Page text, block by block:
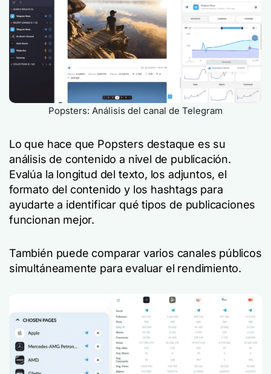
Popsters: Análisis del canal de Telegram
Lo que hace que Popsters destaque es su
análisis de contenido a nivel de publicación.
Evalúa la longitud del texto, los adjuntos, el
formato del contenido y los hashtags para
ayudarte a identificar qué tipos de publicaciones
funcionan mejor.
También puede comparar varios canales públicos
simultáneamente para evaluar el rendimiento.